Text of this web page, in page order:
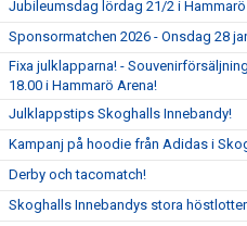
Jubileumsdag lördag 21/2 i Hammarö
Sponsormatchen 2026 - Onsdag 28
Fixa julklapparna! -
18.00 i Hammarö Arena!
Julklappstips Skoghalls Innebandy!
Kampanj på hoodie från Adidas i
Derby och tacomatch!
Skoghalls Innebandys stora